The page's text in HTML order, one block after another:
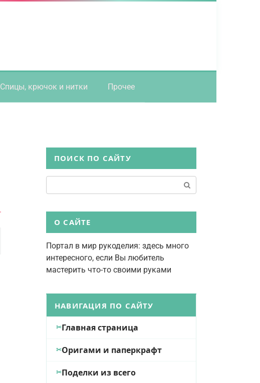
Спицы, крючок и нитки Прочее
ПОИСК ПО САЙТУ
О САЙТЕ
Портал в мир рукоделия: здесь много
интересного, если Вы любитель
мастерить что-то своими руками
НАВИГАЦИЯ ПО САЙТУ
Главная страница
Оригами и паперкрафт
Поделки из всего